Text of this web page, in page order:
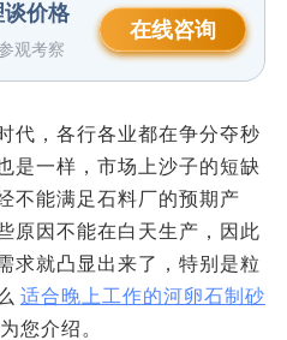
价格
观考察
在线咨询
代，各行各业都在争分夺秒
是一样，市场上沙子的短缺
不能满足石料厂的预期产
原因不能在白天生产，因此
求就凸显出来了，特别是粒
适合晚上工作的河卵石制砂
您介绍。